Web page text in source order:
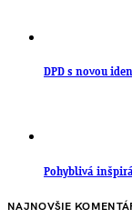
DPD s novou
Pohyblivá
NAJNOVŠIE